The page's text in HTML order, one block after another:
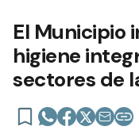
El Municipio
higiene
sectores de